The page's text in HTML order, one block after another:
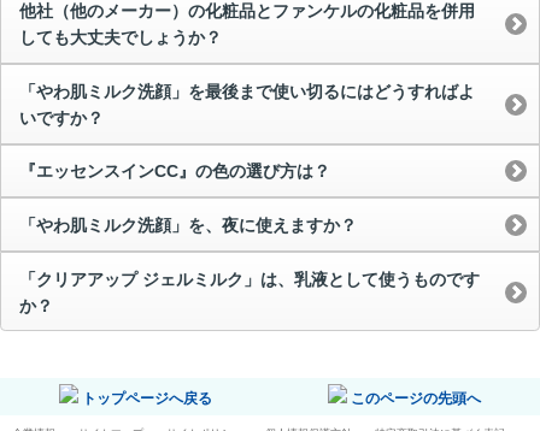
他社（他のメーカー）の化粧品とファンケルの化粧品を併用
しても大丈夫でしょうか？
「やわ肌ミルク洗顔」を最後まで使い切るにはどうすればよ
いですか？
『エッセンスインCC』の色の選び方は？
「やわ肌ミルク洗顔」を、夜に使えますか？
「クリアアップ ジェルミルク」は、乳液として使うものです
か？
トップページへ戻る このページの先頭へ